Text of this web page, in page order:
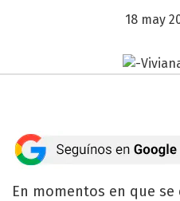
18 may
En momentos en que